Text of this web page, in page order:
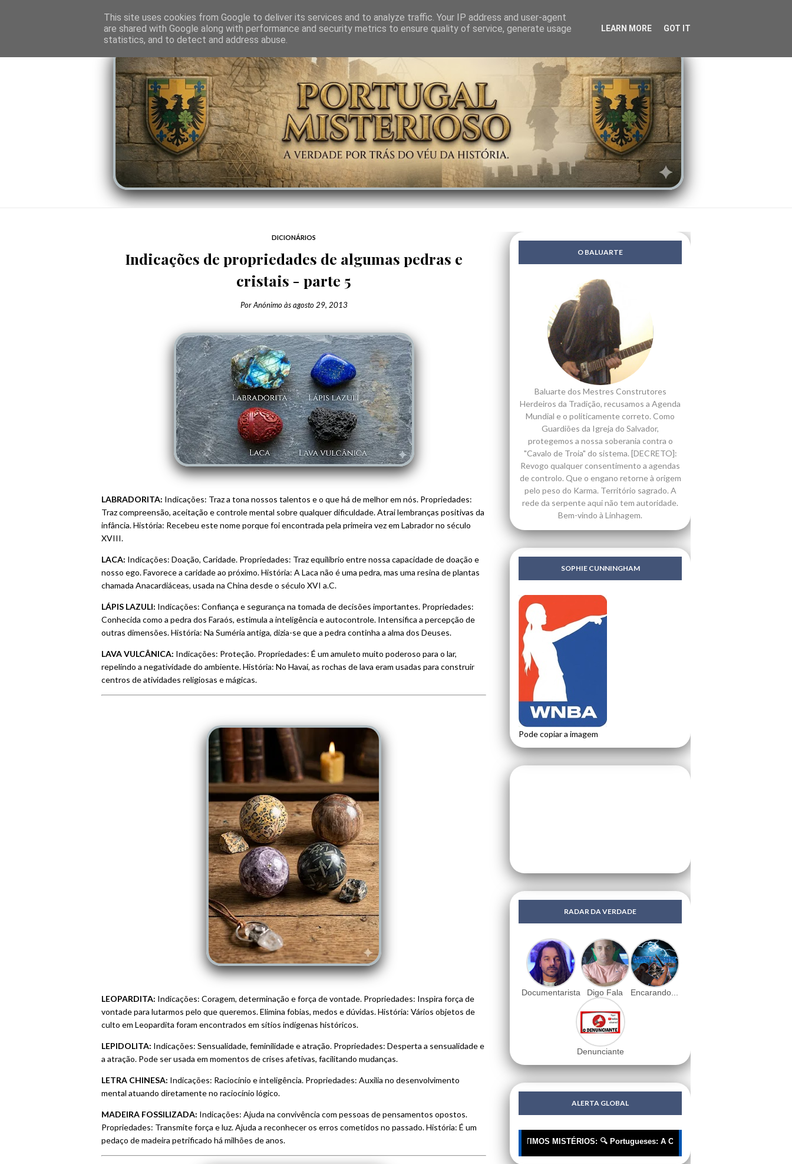
O PORTAL SOMBRAS DO PODER LINHAGEM SABEDORIA CIÊNCIA DO INVISÍVEL CONTRA-PODER ANJOS LENDAS
DICIONÁRIOS
Indicações de propriedades de algumas pedras e
cristais - parte 5
Por Anónimo àsagosto 29, 2013
LABRADORITA: Indicações: Traz a tona nossos talentos e o que há de melhor em nós. Propriedades:
Traz compreensão, aceitação e controle mental sobre qualquer dificuldade. Atrai lembranças positivas da
infância. História: Recebeu este nome porque foi encontrada pela primeira vez em Labrador no século
XVIII.
LACA: Indicações: Doação, Caridade. Propriedades: Traz equilíbrio entre nossa capacidade de doação e
nosso ego. Favorece a caridade ao próximo. História: A Laca não é uma pedra, mas uma resina de plantas
chamada Anacardiáceas, usada na China desde o século XVI a.C.
LÁPIS LAZULI: Indicações: Confiança e segurança na tomada de decisões importantes. Propriedades:
Conhecida como a pedra dos Faraós, estimula a inteligência e autocontrole. Intensifica a percepção de
outras dimensões. História: Na Suméria antiga, dizia-se que a pedra continha a alma dos Deuses.
LAVA VULCÂNICA: Indicações: Proteção. Propriedades: É um amuleto muito poderoso para o lar,
repelindo a negatividade do ambiente. História: No Havaí, as rochas de lava eram usadas para construir
centros de atividades religiosas e mágicas.
LEOPARDITA: Indicações: Coragem, determinação e força de vontade. Propriedades: Inspira força de
vontade para lutarmos pelo que queremos. Elimina fobias, medos e dúvidas. História: Vários objetos de
culto em Leopardita foram encontrados em sítios indígenas históricos.
LEPIDOLITA: Indicações: Sensualidade, feminilidade e atração. Propriedades: Desperta a sensualidade e
a atração. Pode ser usada em momentos de crises afetivas, facilitando mudanças.
LETRA CHINESA: Indicações: Raciocínio e inteligência. Propriedades: Auxilia no desenvolvimento
mental atuando diretamente no raciocínio lógico.
MADEIRA FOSSILIZADA: Indicações: Ajuda na convivência com pessoas de pensamentos opostos.
Propriedades: Transmite força e luz. Ajuda a reconhecer os erros cometidos no passado. História: É um
pedaço de madeira petrificado há milhões de anos.
O BALUARTE
Baluarte dos Mestres Construtores
Herdeiros da Tradição, recusamos a Agenda
Mundial e o politicamente correto. Como
Guardiões da Igreja do Salvador,
protegemos a nossa soberania contra o
"Cavalo de Troia" do sistema. [DECRETO]:
Revogo qualquer consentimento a agendas
de controlo. Que o engano retorne à origem
pelo peso do Karma. Território sagrado. A
rede da serpente aqui não tem autoridade.
Bem-vindo à Linhagem.
SOPHIE CUNNINGHAM
Pode copiar a imagem
RADAR DA VERDADE
Documentarista Digo Fala Encarando...
Denunciante
ALERTA GLOBAL
🔥 ÚLTIMOS MISTÉRIOS: 🔍 Portugueses: A Corrente Invisível que nos Está a
This site uses cookies from Google to deliver its services and to analyze traffic. Your IP address and user-agent
are shared with Google along with performance and security metrics to ensure quality of service, generate usage
statistics, and to detect and address abuse.
LEARN MORE GOT IT